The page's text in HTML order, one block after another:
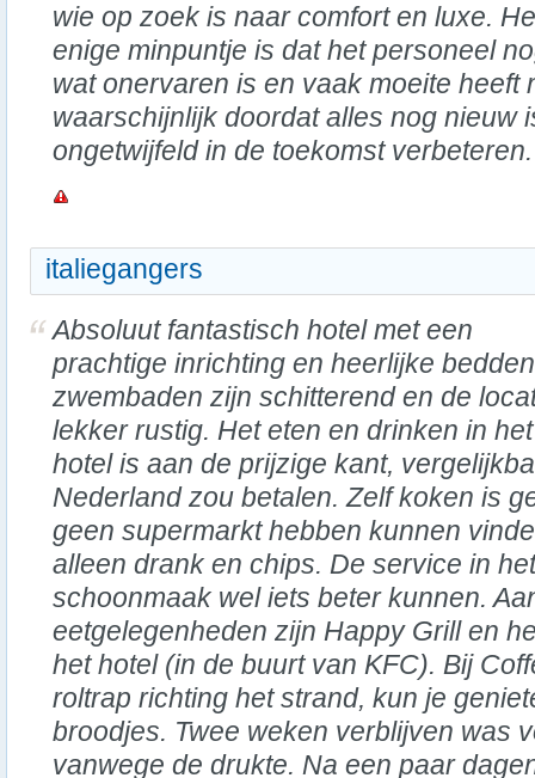
wie op zoek is naar comfort en luxe.
enige minpuntje is dat het personeel
wat onervaren is en vaak moeite heeft
waarschijnlijk doordat alles nog nieuw
ongetwijfeld in de toekomst verbeteren.
italiegangers
Absoluut fantastisch hotel met een
prachtige inrichting en heerlijke
zwembaden zijn schitterend en de
lekker rustig. Het eten en drinken in het
hotel is aan de prijzige kant,
Nederland zou betalen. Zelf koken is
geen supermarkt hebben kunnen
alleen drank en chips. De service in
schoonmaak wel iets beter kunnen.
eetgelegenheden zijn Happy Grill en
het hotel (in de buurt van KFC). Bij
roltrap richting het strand, kun je
broodjes. Twee weken verblijven was
vanwege de drukte. Na een paar